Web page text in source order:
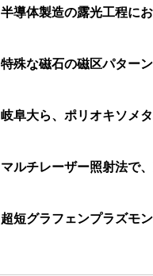
半導体製造の露光工程に
特殊な磁石の磁区パター
岐阜大ら、ポリオキソメ
マルチレーザー照射法で
超短グラフェンプラズモ